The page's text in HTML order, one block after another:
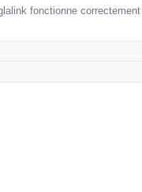
fonctionne